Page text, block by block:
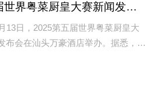
第五届世界粤菜厨皇大赛新闻发布会举行
日，2025第五届世界粤菜厨皇大
布会在汕头万豪酒店举办。据悉，活